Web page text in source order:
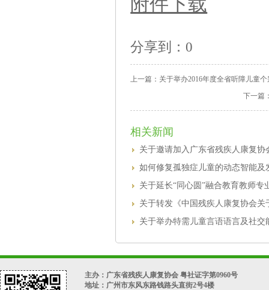
分享到： 0
上一篇： 关于举办2016年度全省听障儿童
下一篇
相关新闻
关于邀请加入广东省残疾人康复协
如何修复孤独症儿童的动态智能
关于延长“同心圆”融合教育教师
关于转发《中国残疾人康复协会
关于举办特需儿童言语语言及社
主办：广东省残疾人康复协会 粤社证字第0960号
地址：广州市东风东路钱路头直街2号4楼